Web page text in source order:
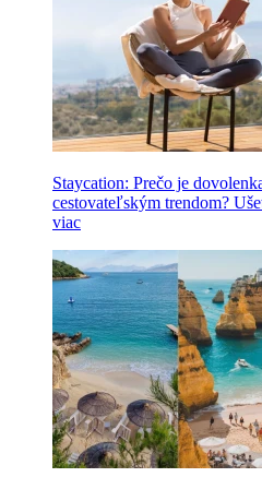
Staycation: Prečo je
cestovateľským trendom?
viac